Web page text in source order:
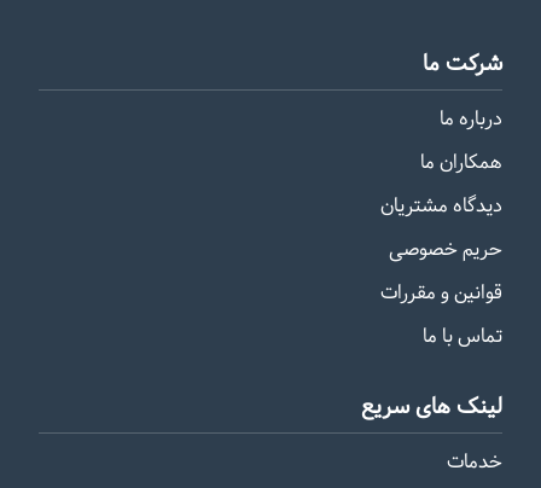
شرکت ما
درباره ما
همکاران ما
دیدگاه مشتریان
حریم خصوصی
قوانین و مقررات
تماس با ما
لینک های سریع
خدمات